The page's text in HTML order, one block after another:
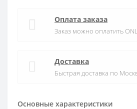
Основные характеристики
Оплата заказа
Заказ можно оплатить
Доставка
Быстрая доставка по